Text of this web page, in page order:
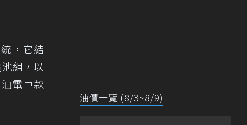
，它結
組，以
電車款
油價一覽 (8/3~8/9)